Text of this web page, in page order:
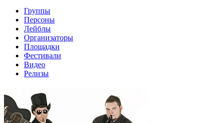
Группы
Персоны
Лейблы
Организаторы
Площадки
Фестивали
Видео
Релизы